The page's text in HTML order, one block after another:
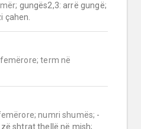
gungës2,3: arrë gungë;
çahen.
term në
numri shumës; -